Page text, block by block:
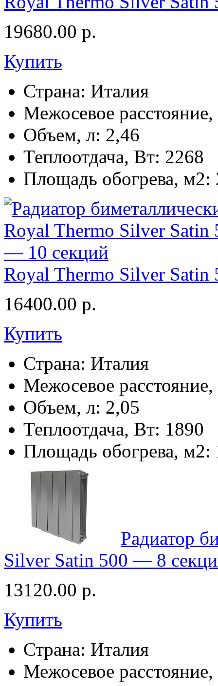
19680.00 р.
Купить
Страна: Италия
Межосевое
Объем, л: 2,46
Теплоотдача, Вт: 2268
Площадь обогрева, м2:
Royal Thermo Silver
16400.00 р.
Купить
Страна: Италия
Межосевое
Объем, л: 2,05
Теплоотдача, Вт: 1890
Площадь обогрева, м2:
Радиатор
Silver Satin 500 — 8
13120.00 р.
Купить
Страна: Италия
Межосевое